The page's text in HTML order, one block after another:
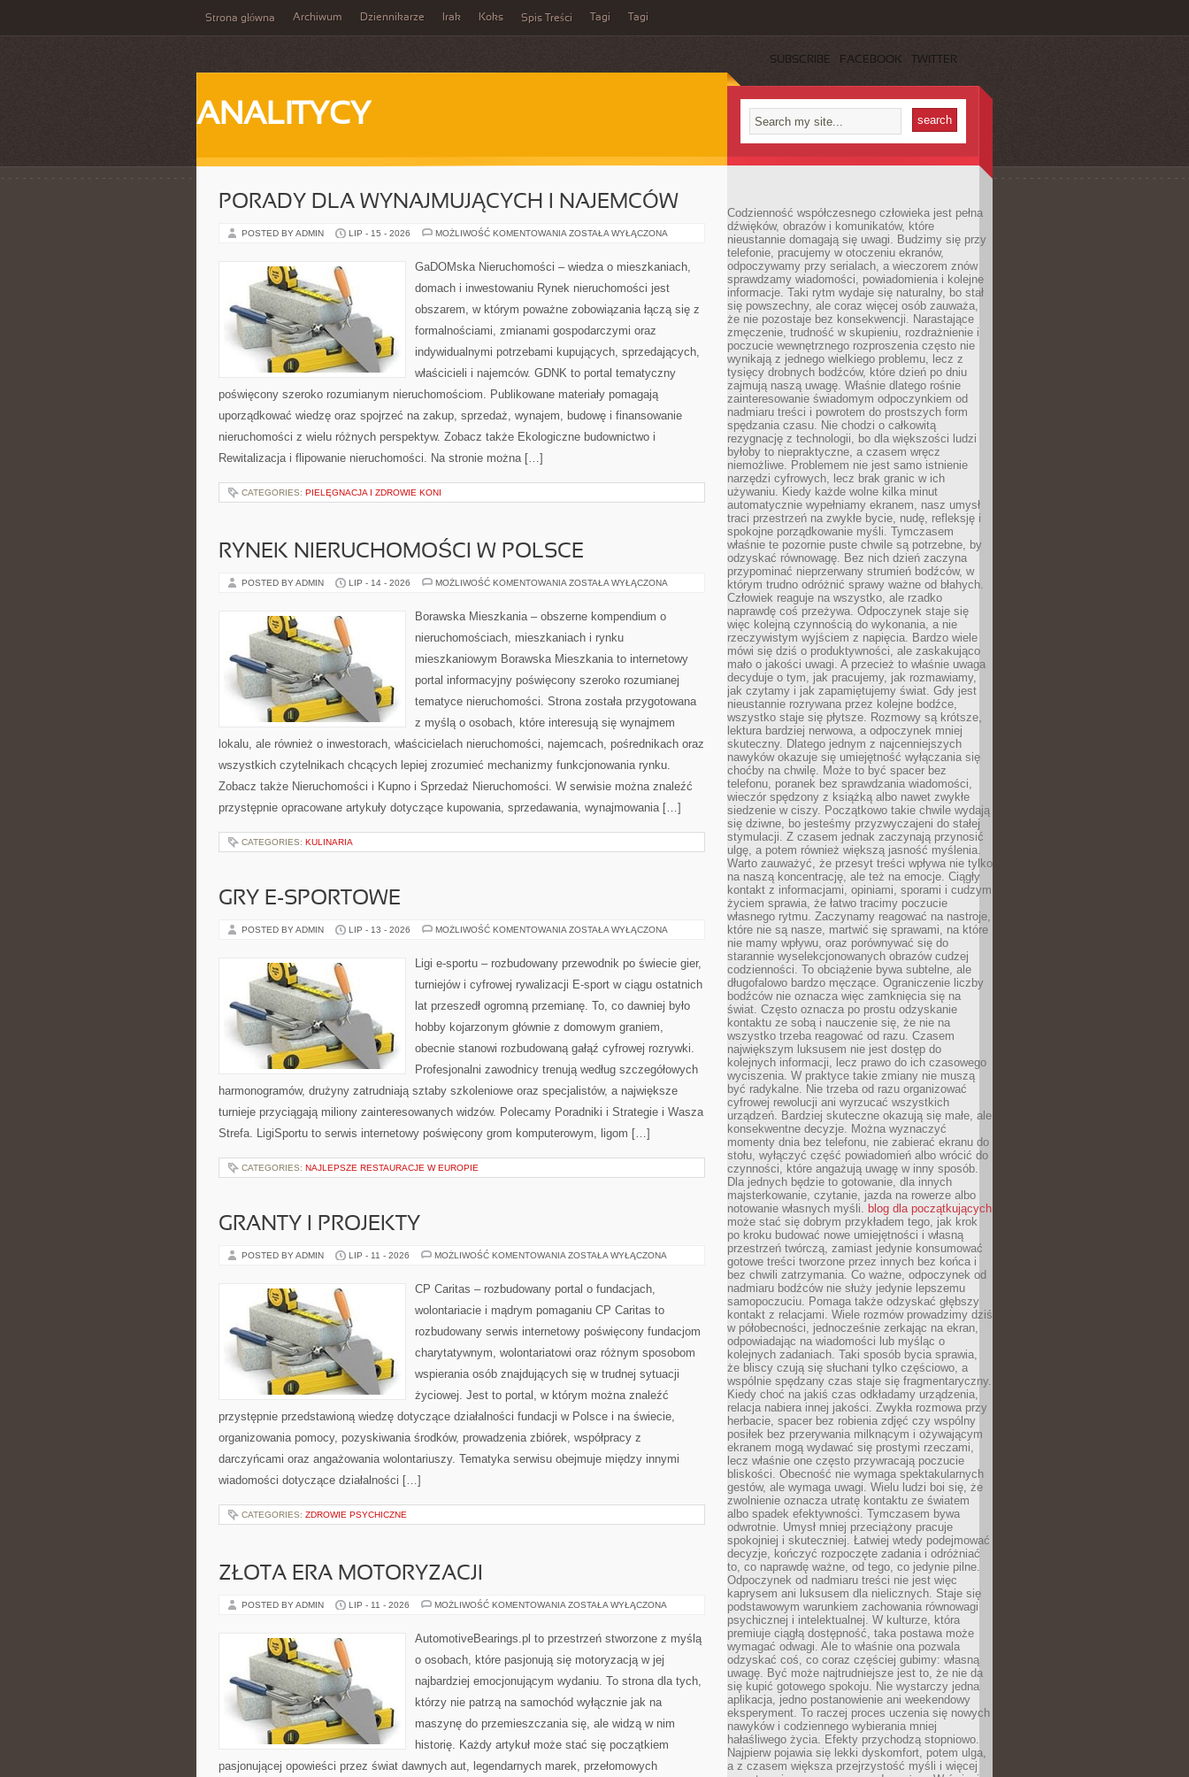
Strona główna Archiwum Dziennikarze Irak Koks Spis Treści Tagi Tagi
SUBSCRIBE FACEBOOK TWITTER
ANALITYCY
PORADY DLA WYNAJMUJĄCYCH I NAJEMCÓW
POSTED BY ADMIN LIP - 15 - 2026 MOŻLIWOŚĆ KOMENTOWANIA PORADY
NAJEMCÓW
ZOSTAŁA WYŁĄCZONA
GaDOMska Nieruchomości – wiedza o mieszkaniach,
domach i inwestowaniu Rynek nieruchomości jest
obszarem, w którym poważne zobowiązania łączą się z
formalnościami, zmianami gospodarczymi oraz
indywidualnymi potrzebami kupujących, sprzedających,
właścicieli i najemców. GDNK to portal tematyczny
poświęcony szeroko rozumianym nieruchomościom. Publikowane materiały pomagają
uporządkować wiedzę oraz spojrzeć na zakup, sprzedaż, wynajem, budowę i finansowanie
nieruchomości z wielu różnych perspektyw. Zobacz także Ekologiczne budownictwo i
Rewitalizacja i flipowanie nieruchomości. Na stronie można […]
CATEGORIES: PIELĘGNACJA I ZDROWIE KONI
RYNEK NIERUCHOMOŚCI W POLSCE
POSTED BY ADMIN LIP - 14 - 2026 MOŻLIWOŚĆ KOMENTOWANIA RYNEK
POLSCE
ZOSTAŁA WYŁĄCZONA
Borawska Mieszkania – obszerne kompendium o
nieruchomościach, mieszkaniach i rynku
mieszkaniowym Borawska Mieszkania to internetowy
portal informacyjny poświęcony szeroko rozumianej
tematyce nieruchomości. Strona została przygotowana
z myślą o osobach, które interesują się wynajmem
lokalu, ale również o inwestorach, właścicielach nieruchomości, najemcach, pośrednikach oraz
wszystkich czytelnikach chcących lepiej zrozumieć mechanizmy funkcjonowania rynku.
Zobacz także Nieruchomości i Kupno i Sprzedaż Nieruchomości. W serwisie można znaleźć
przystępnie opracowane artykuły dotyczące kupowania, sprzedawania, wynajmowania […]
CATEGORIES: KULINARIA
GRY E-SPORTOWE
POSTED BY ADMIN LIP - 13 - 2026 MOŻLIWOŚĆ KOMENTOWANIA GRY
ZOSTAŁA WYŁĄCZONA
Ligi e-sportu – rozbudowany przewodnik po świecie gier,
turniejów i cyfrowej rywalizacji E-sport w ciągu ostatnich
lat przeszedł ogromną przemianę. To, co dawniej było
hobby kojarzonym głównie z domowym graniem,
obecnie stanowi rozbudowaną gałąź cyfrowej rozrywki.
Profesjonalni zawodnicy trenują według szczegółowych
harmonogramów, drużyny zatrudniają sztaby szkoleniowe oraz specjalistów, a największe
turnieje przyciągają miliony zainteresowanych widzów. Polecamy Poradniki i Strategie i Wasza
Strefa. LigiSportu to serwis internetowy poświęcony grom komputerowym, ligom […]
CATEGORIES: NAJLEPSZE RESTAURACJE W EUROPIE
GRANTY I PROJEKTY
POSTED BY ADMIN LIP - 11 - 2026 MOŻLIWOŚĆ KOMENTOWANIA GRANTY
ZOSTAŁA WYŁĄCZONA
CP Caritas – rozbudowany portal o fundacjach,
wolontariacie i mądrym pomaganiu CP Caritas to
rozbudowany serwis internetowy poświęcony fundacjom
charytatywnym, wolontariatowi oraz różnym sposobom
wspierania osób znajdujących się w trudnej sytuacji
życiowej. Jest to portal, w którym można znaleźć
przystępnie przedstawioną wiedzę dotyczące działalności fundacji w Polsce i na świecie,
organizowania pomocy, pozyskiwania środków, prowadzenia zbiórek, współpracy z
darczyńcami oraz angażowania wolontariuszy. Tematyka serwisu obejmuje między innymi
wiadomości dotyczące działalności […]
CATEGORIES: ZDROWIE PSYCHICZNE
ZŁOTA ERA MOTORYZACJI
POSTED BY ADMIN LIP - 11 - 2026 MOŻLIWOŚĆ KOMENTOWANIA ZŁOTA
ZOSTAŁA WYŁĄCZONA
AutomotiveBearings.pl to przestrzeń stworzone z myślą
o osobach, które pasjonują się motoryzacją w jej
najbardziej emocjonującym wydaniu. To strona dla tych,
którzy nie patrzą na samochód wyłącznie jak na
maszynę do przemieszczania się, ale widzą w nim
historię. Każdy artykuł może stać się początkiem
pasjonującej opowieści przez świat dawnych aut, legendarnych marek, przełomowych
Codzienność współczesnego człowieka jest pełna
dźwięków, obrazów i komunikatów, które
nieustannie domagają się uwagi. Budzimy się przy
telefonie, pracujemy w otoczeniu ekranów,
odpoczywamy przy serialach, a wieczorem znów
sprawdzamy wiadomości, powiadomienia i kolejne
informacje. Taki rytm wydaje się naturalny, bo stał
się powszechny, ale coraz więcej osób zauważa,
że nie pozostaje bez konsekwencji. Narastające
zmęczenie, trudność w skupieniu, rozdrażnienie i
poczucie wewnętrznego rozproszenia często nie
wynikają z jednego wielkiego problemu, lecz z
tysięcy drobnych bodźców, które dzień po dniu
zajmują naszą uwagę. Właśnie dlatego rośnie
zainteresowanie świadomym odpoczynkiem od
nadmiaru treści i powrotem do prostszych form
spędzania czasu. Nie chodzi o całkowitą
rezygnację z technologii, bo dla większości ludzi
byłoby to niepraktyczne, a czasem wręcz
niemożliwe. Problemem nie jest samo istnienie
narzędzi cyfrowych, lecz brak granic w ich
używaniu. Kiedy każde wolne kilka minut
automatycznie wypełniamy ekranem, nasz umysł
traci przestrzeń na zwykłe bycie, nudę, refleksję i
spokojne porządkowanie myśli. Tymczasem
właśnie te pozornie puste chwile są potrzebne, by
odzyskać równowagę. Bez nich dzień zaczyna
przypominać nieprzerwany strumień bodźców, w
którym trudno odróżnić sprawy ważne od błahych.
Człowiek reaguje na wszystko, ale rzadko
naprawdę coś przeżywa. Odpoczynek staje się
więc kolejną czynnością do wykonania, a nie
rzeczywistym wyjściem z napięcia. Bardzo wiele
mówi się dziś o produktywności, ale zaskakująco
mało o jakości uwagi. A przecież to właśnie uwaga
decyduje o tym, jak pracujemy, jak rozmawiamy,
jak czytamy i jak zapamiętujemy świat. Gdy jest
nieustannie rozrywana przez kolejne bodźce,
wszystko staje się płytsze. Rozmowy są krótsze,
lektura bardziej nerwowa, a odpoczynek mniej
skuteczny. Dlatego jednym z najcenniejszych
nawyków okazuje się umiejętność wyłączania się
choćby na chwilę. Może to być spacer bez
telefonu, poranek bez sprawdzania wiadomości,
wieczór spędzony z książką albo nawet zwykłe
siedzenie w ciszy. Początkowo takie chwile wydają
się dziwne, bo jesteśmy przyzwyczajeni do stałej
stymulacji. Z czasem jednak zaczynają przynosić
ulgę, a potem również większą jasność myślenia.
Warto zauważyć, że przesyt treści wpływa nie tylko
na naszą koncentrację, ale też na emocje. Ciągły
kontakt z informacjami, opiniami, sporami i cudzym
życiem sprawia, że łatwo tracimy poczucie
własnego rytmu. Zaczynamy reagować na nastroje,
które nie są nasze, martwić się sprawami, na które
nie mamy wpływu, oraz porównywać się do
starannie wyselekcjonowanych obrazów cudzej
codzienności. To obciążenie bywa subtelne, ale
długofalowo bardzo męczące. Ograniczenie liczby
bodźców nie oznacza więc zamknięcia się na
świat. Często oznacza po prostu odzyskanie
kontaktu ze sobą i nauczenie się, że nie na
wszystko trzeba reagować od razu. Czasem
największym luksusem nie jest dostęp do
kolejnych informacji, lecz prawo do ich czasowego
wyciszenia. W praktyce takie zmiany nie muszą
być radykalne. Nie trzeba od razu organizować
cyfrowej rewolucji ani wyrzucać wszystkich
urządzeń. Bardziej skuteczne okazują się małe, ale
konsekwentne decyzje. Można wyznaczyć
momenty dnia bez telefonu, nie zabierać ekranu do
stołu, wyłączyć część powiadomień albo wrócić do
czynności, które angażują uwagę w inny sposób.
Dla jednych będzie to gotowanie, dla innych
majsterkowanie, czytanie, jazda na rowerze albo
notowanie własnych myśli. blog dla początkujących
może stać się dobrym przykładem tego, jak krok
po kroku budować nowe umiejętności i własną
przestrzeń twórczą, zamiast jedynie konsumować
gotowe treści tworzone przez innych bez końca i
bez chwili zatrzymania. Co ważne, odpoczynek od
nadmiaru bodźców nie służy jedynie lepszemu
samopoczuciu. Pomaga także odzyskać głębszy
kontakt z relacjami. Wiele rozmów prowadzimy dziś
w półobecności, jednocześnie zerkając na ekran,
odpowiadając na wiadomości lub myśląc o
kolejnych zadaniach. Taki sposób bycia sprawia,
że bliscy czują się słuchani tylko częściowo, a
wspólnie spędzany czas staje się fragmentaryczny.
Kiedy choć na jakiś czas odkładamy urządzenia,
relacja nabiera innej jakości. Zwykła rozmowa przy
herbacie, spacer bez robienia zdjęć czy wspólny
posiłek bez przerywania milknącym i ożywającym
ekranem mogą wydawać się prostymi rzeczami,
lecz właśnie one często przywracają poczucie
bliskości. Obecność nie wymaga spektakularnych
gestów, ale wymaga uwagi. Wielu ludzi boi się, że
zwolnienie oznacza utratę kontaktu ze światem
albo spadek efektywności. Tymczasem bywa
odwrotnie. Umysł mniej przeciążony pracuje
spokojniej i skuteczniej. Łatwiej wtedy podejmować
decyzje, kończyć rozpoczęte zadania i odróżniać
to, co naprawdę ważne, od tego, co jedynie pilne.
Odpoczynek od nadmiaru treści nie jest więc
kaprysem ani luksusem dla nielicznych. Staje się
podstawowym warunkiem zachowania równowagi
psychicznej i intelektualnej. W kulturze, która
premiuje ciągłą dostępność, taka postawa może
wymagać odwagi. Ale to właśnie ona pozwala
odzyskać coś, co coraz częściej gubimy: własną
uwagę. Być może najtrudniejsze jest to, że nie da
się kupić gotowego spokoju. Nie wystarczy jedna
aplikacja, jedno postanowienie ani weekendowy
eksperyment. To raczej proces uczenia się nowych
nawyków i codziennego wybierania mniej
hałaśliwego życia. Efekty przychodzą stopniowo.
Najpierw pojawia się lekki dyskomfort, potem ulga,
a z czasem większa przejrzystość myśli i więcej